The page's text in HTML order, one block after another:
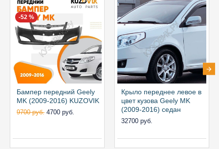
-52 %
Бампер передний Geely
MK (2009-2016) KUZOVIK
9700 руб. 4700 руб.
Крыло переднее левое в
цвет кузова Geely MK
(2009-2016) седан
32700 руб.